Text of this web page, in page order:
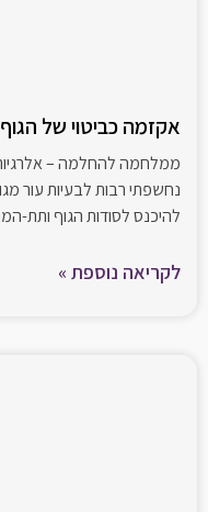
אקזמה כביטוי של
ממלחמה להחלמה –
נחשפתי רבות לבעיות עור
להיכנס לסודות הגוף ותת-
לקריאה נוספת »